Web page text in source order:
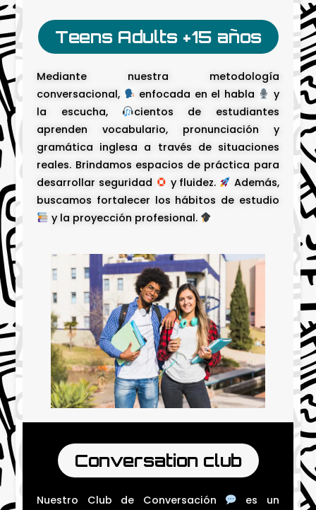
Teens Adults +15 años
Mediante nuestra metodología
conversacional,
enfocada en el habla
y
la escucha,
cientos de estudiantes
aprenden vocabulario, pronunciación y
gramática inglesa a través de situaciones
reales. Brindamos espacios de práctica para
desarrollar seguridad
y fluidez.
Además,
buscamos fortalecer los hábitos de estudio
y la proyección profesional.
Conversation club
Nuestro Club de Conversación
es un